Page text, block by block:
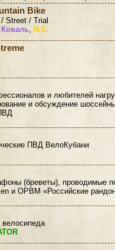
Bike
Street / Trial
Коваль, N.C.
и любителей
и обсуждение
ПВД ВелоКубани
(бреветы), проводимые
и ОРВМ «Российские